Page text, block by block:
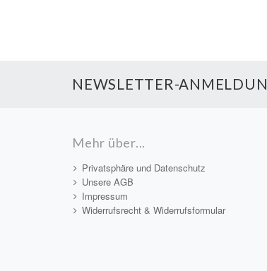
NEWSLETTER-
Mehr über...
Privatsphäre und Datenschutz
Unsere AGB
Impressum
Widerrufsrecht & Widerrufsformular